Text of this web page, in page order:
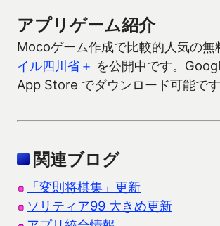
アプリゲーム紹介
Mocoゲーム作成で比較的人気の無
イル四川省＋ を公開中です。
App Store でダウンロード可能です
関連ブログ
「変則将棋集」更新
ソリティア99 大きめ更新